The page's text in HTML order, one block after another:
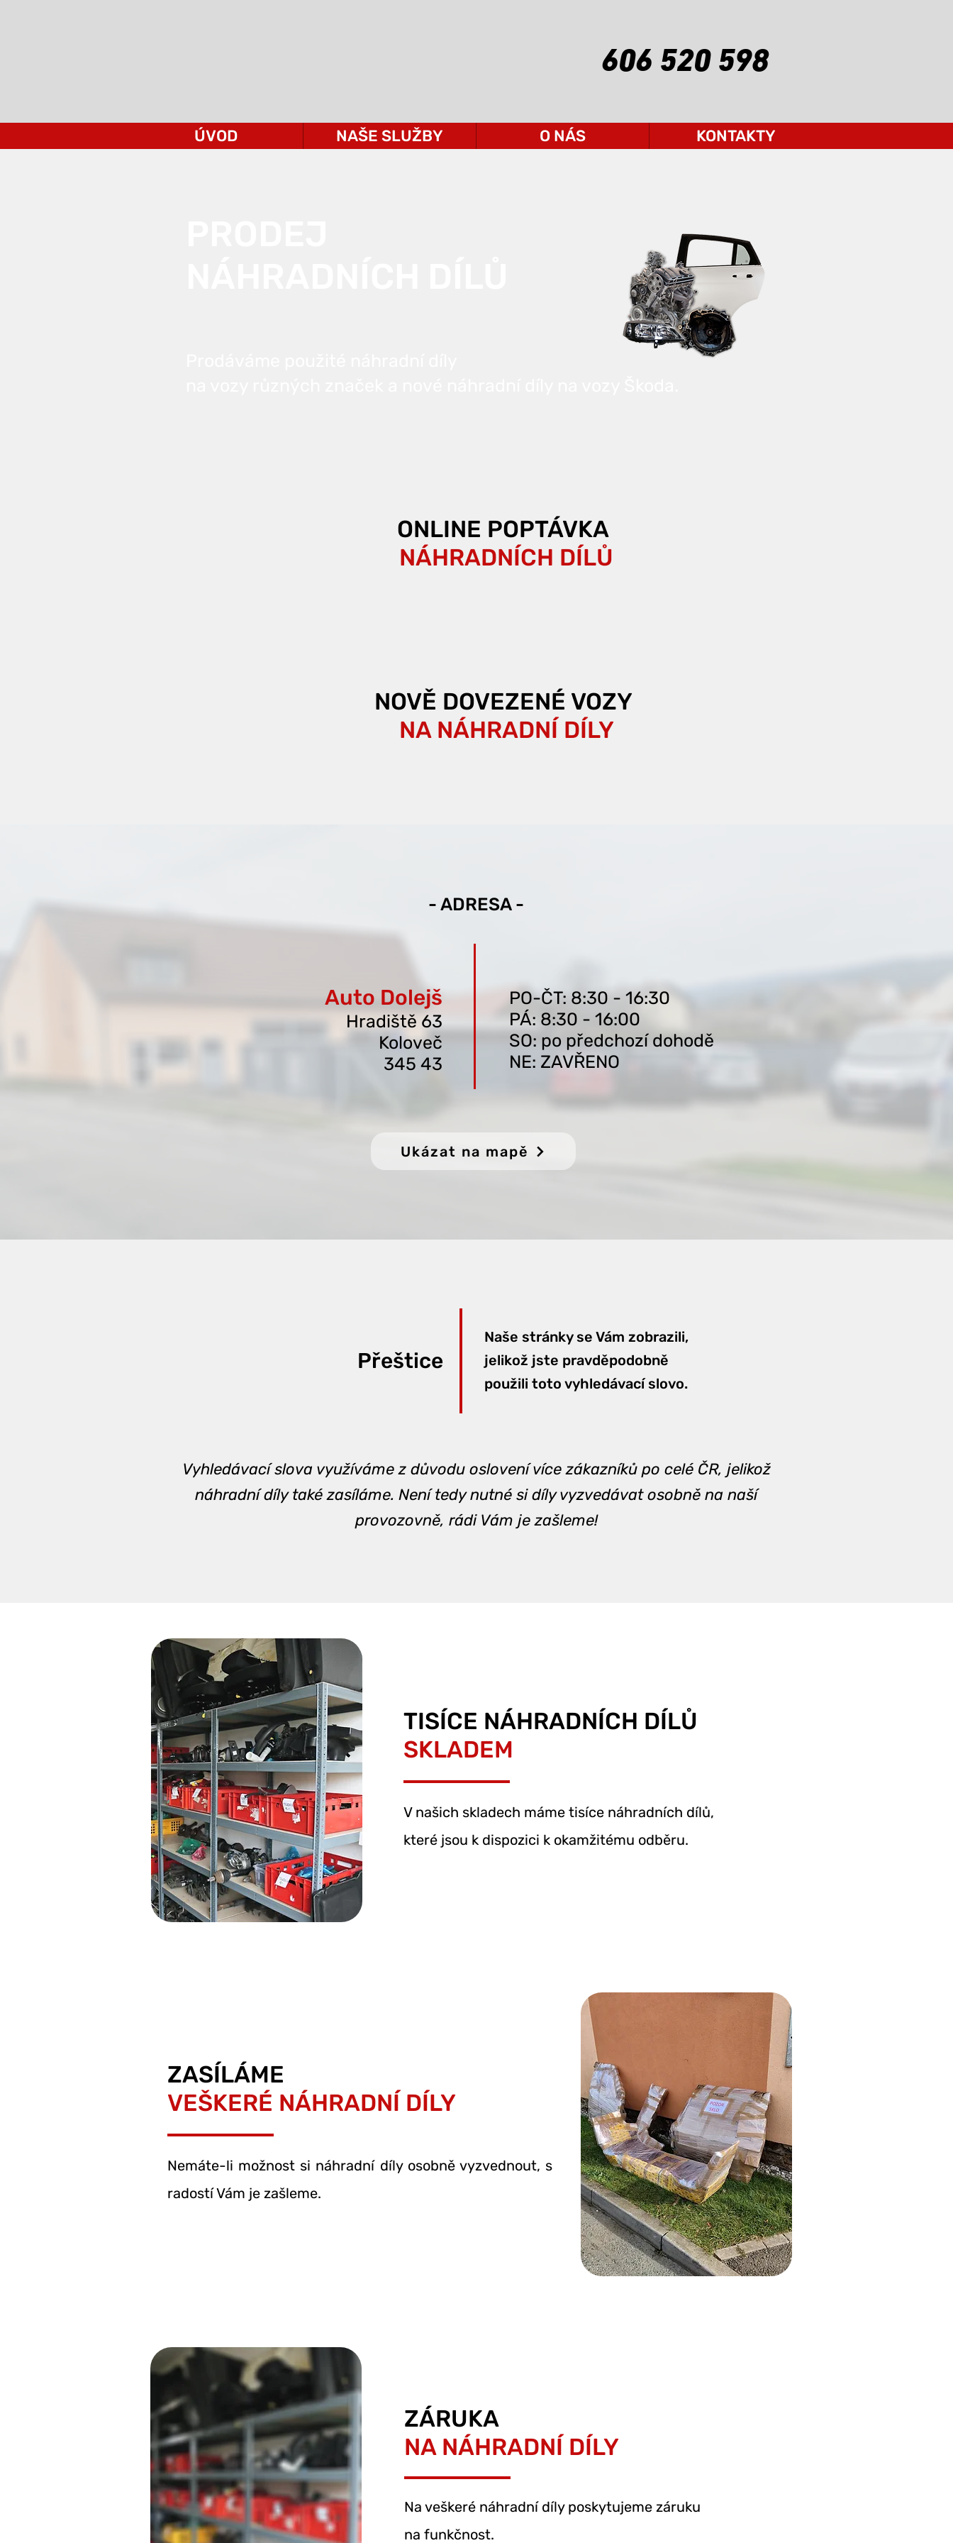
606 520 598
ÚVOD NAŠE SLUŽBY O NÁS KONTAKTY
ONLINE POPTÁVKA
NÁHRADNÍCH DÍLŮ
NOVĚ DOVEZENÉ VOZY
NA NÁHRADNÍ DÍLY
- ADRESA -
PO-ČT: 8:30 - 16:30
PÁ: 8:30 - 16:00
SO: po předchozí dohodě
NE: ZAVŘENO
Auto Dolejš
Hradiště 63
Koloveč
345 43
Ukázat na mapě
Naše stránky se Vám zobrazili,
jelikož jste pravděpodobně
použili toto vyhledávací slovo.
Přeštice
Vyhledávací slova využíváme z důvodu oslovení více zákazníků po celé ČR, jelikož
náhradní díly také zasíláme. Není tedy nutné si díly vyzvedávat osobně na naší
provozovně, rádi Vám je zašleme!
TISÍCE NÁHRADNÍCH DÍLŮ
SKLADEM
V našich skladech máme tisíce náhradních dílů,
které jsou k dispozici k okamžitému odběru.
ZASÍLÁME
VEŠKERÉ NÁHRADNÍ DÍLY
Nemáte-li možnost si náhradní díly osobně vyzvednout, s
radostí Vám je zašleme.
ZÁRUKA
NA NÁHRADNÍ DÍLY
Na veškeré náhradní díly poskytujeme záruku
na funkčnost.